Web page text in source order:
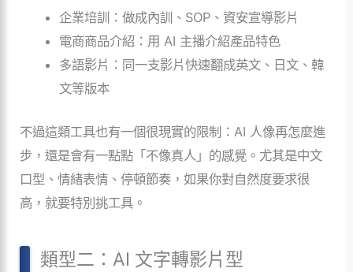
企業培訓：做成內訓、SOP、資安宣導影片
電商商品介紹：用 AI 主播介紹產品特色
多語影片：同一支影片快速翻成英文、日文、韓
文等版本
不過這類工具也有一個很現實的限制：AI 人像再怎麼進
步，還是會有一點點「不像真人」的感覺。尤其是中文
口型、情緒表情、停頓節奏，如果你對自然度要求很
高，就要特別挑工具。
類型二：AI 文字轉影片型